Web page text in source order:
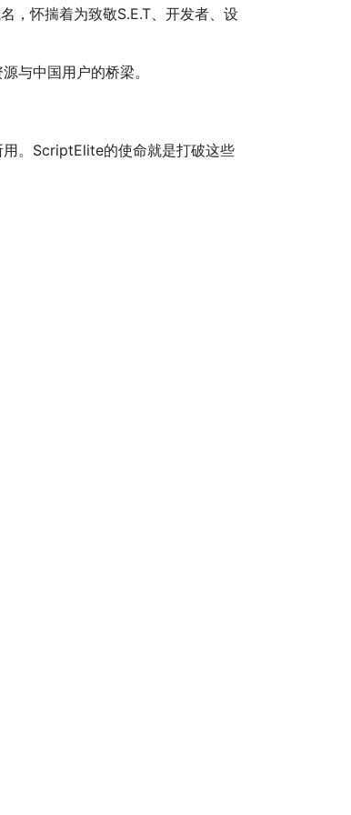
，怀揣着为致敬S.E.T、开发者、设
与中国用户的桥梁。
。ScriptElite的使命就是打破这些